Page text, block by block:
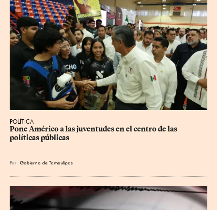
POLÍTICA
Pone Américo a las juventudes en el centro de las
políticas públicas
Por Gobierno de Tamaulipas